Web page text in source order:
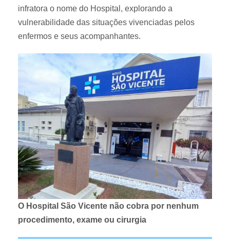
infratora o nome do Hospital, explorando a
vulnerabilidade das situações vivenciadas pelos
enfermos e seus acompanhantes.
O Hospital São Vicente não cobra por nenhum
procedimento, exame ou cirurgia